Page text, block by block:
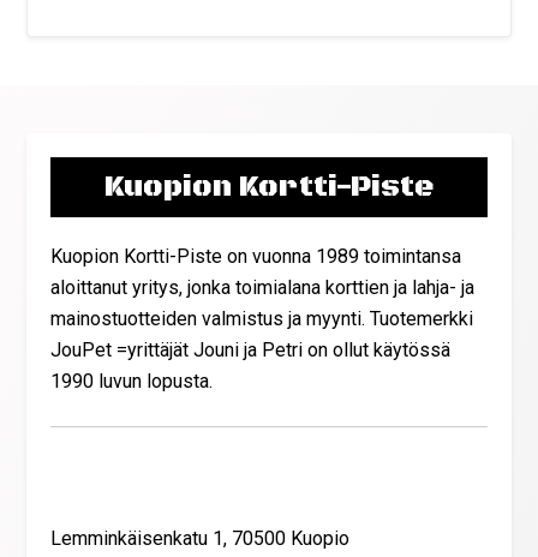
Kuopion Kortti-Piste
Kuopion Kortti-Piste on vuonna 1989 toimintansa
aloittanut yritys, jonka toimialana korttien ja lahja- ja
mainostuotteiden valmistus ja myynti. Tuotemerkki
JouPet =yrittäjät Jouni ja Petri on ollut käytössä
1990 luvun lopusta.
Lemminkäisenkatu 1, 70500 Kuopio